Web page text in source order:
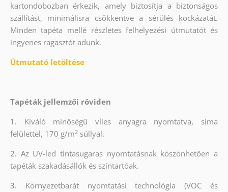
kartondobozban érkezik, amely biztosítja a biztonságos
szállítást, minimálisra csökkentve a sérülés kockázatát.
Minden tapéta mellé részletes felhelyezési útmutatót és
ingyenes ragasztót adunk.
Útmutató letöltése
Tapéták jellemzői röviden
1. Kiváló minőségű vlies anyagra nyomtatva, sima
felülettel, 170 g/m2súllyal.
2. Az UV-led tintasugaras nyomtatásnak köszönhetően a
tapéták szakadásállók és színtartóak.
3. Környezetbarát nyomtatási technológia (VOC és